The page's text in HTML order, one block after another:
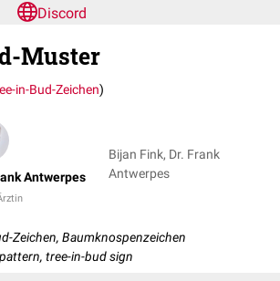
Discord
Muster
in-Bud-Zeichen)
Antwerpes
Bijan Fink, Dr. Frank
Antwerpes
Zeichen, Baumknospenzeichen
tree-in-bud sign